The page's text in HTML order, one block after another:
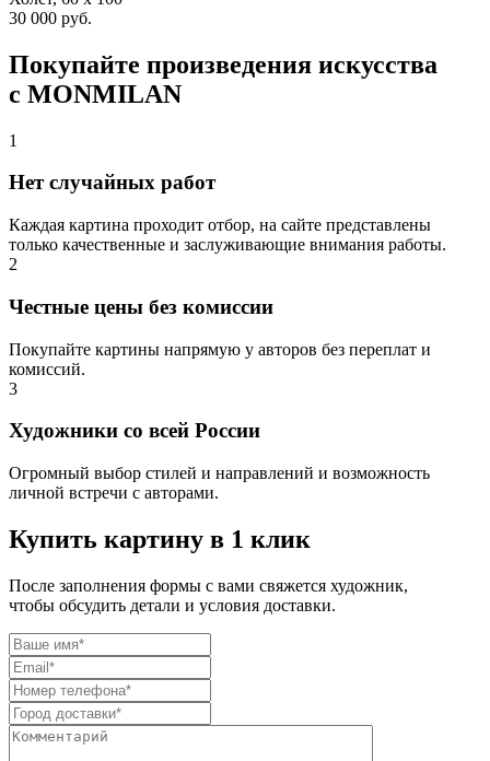
30 000 руб.
Покупайте произведения искусства
с MONMILAN
1
Нет случайных работ
Каждая картина проходит отбор, на сайте представлены
только качественные и заслуживающие внимания работы.
2
Честные цены без комиссии
Покупайте картины напрямую у авторов без переплат и
комиссий.
3
Художники со всей России
Огромный выбор стилей и направлений и возможность
личной встречи с авторами.
Купить картину в 1 клик
После заполнения формы с вами свяжется художник,
чтобы обсудить детали и условия доставки.